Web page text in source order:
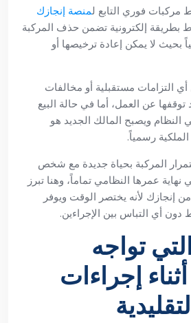
فوري التابع لمنصة إنجازك
بطريقة إلكترونية تضمن حذف المركبة
بحيث لا يمكن إعادة ترخيصها أو
أي التزامات مستقبلية أو مخالفات
عن العمل، أما في حالة البيع
النظام ويصبح المالك الجديد هو
رسمياً.
المركبة بحياة جديدة مع شخص
نهاية عمرها النظامي تماماً، وهنا تبرز
إنجازك لأنه يختصر الوقت ويوفر
دون أي التباس بين الإجراءين.
تواجه
إجراءات